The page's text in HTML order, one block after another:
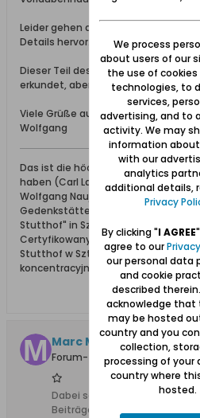
Leider gehen auf der von Dir
Details hervor.
Dieser Teil des Werders wurde von
erkundet, aber ich hoffe das bald
Viele Grüße aus dem bewölkten
Wolfgang
Das ist die höchste aller Gaben:
haben (Carl Lange)
Wolfgang Naujocks: Zertifizierter
Gedenkstätte/Museum
Stutthof" in Sztutowo
Certyfikowany przewodnik i
Stutthof w Sztutowie - Niemiecki
koncentracyjny i zagłady"
Marc Malbork
Forum-Teilnehmer
Dabei seit:
Beiträge:
We process
about users of our
the use of
technologies, to
services,
advertising, and to
activity. We may
information about
with our
analytics
additional details,
Privacy
By clicking "I AGREE
agree to our
our personal data
and cookie
described
acknowledge that
may be hosted
country and you
collection,
processing of your
country where
hosted.